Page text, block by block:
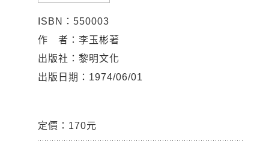
ISBN：550003
作 者：李玉彬著
出版社：黎明文化
出版日期：1974/06/01
定價：170元